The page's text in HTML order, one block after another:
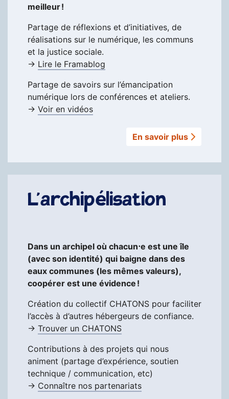
meilleur !
Partage de réflexions et d’initiatives, de
réalisations sur le numérique, les communs
et la justice sociale.
→ Lire le Framablog
Partage de savoirs sur l’émancipation
numérique lors de conférences et ateliers.
→ Voir en vidéos
En savoir plus
L’archipélisation
Dans un archipel où chacun⋅e est une île
(avec son identité) qui baigne dans des
eaux communes (les mêmes valeurs),
coopérer est une évidence !
Création du collectif CHATONS pour faciliter
l’accès à d’autres hébergeurs de confiance.
→ Trouver un CHATONS
Contributions à des projets qui nous
animent (partage d’expérience, soutien
technique / communication, etc)
→ Connaître nos partenariats